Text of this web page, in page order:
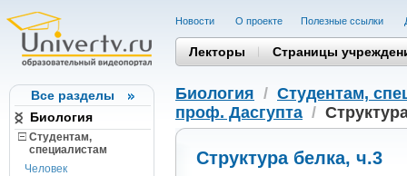
Все разделы
Биология
Студентам,
cпециалистам
Человек
Новости О проекте Полезные cсылки
Лекторы Страницы
Биология / Студентам,
проф. Дасгупта /
Структура белка, ч.3